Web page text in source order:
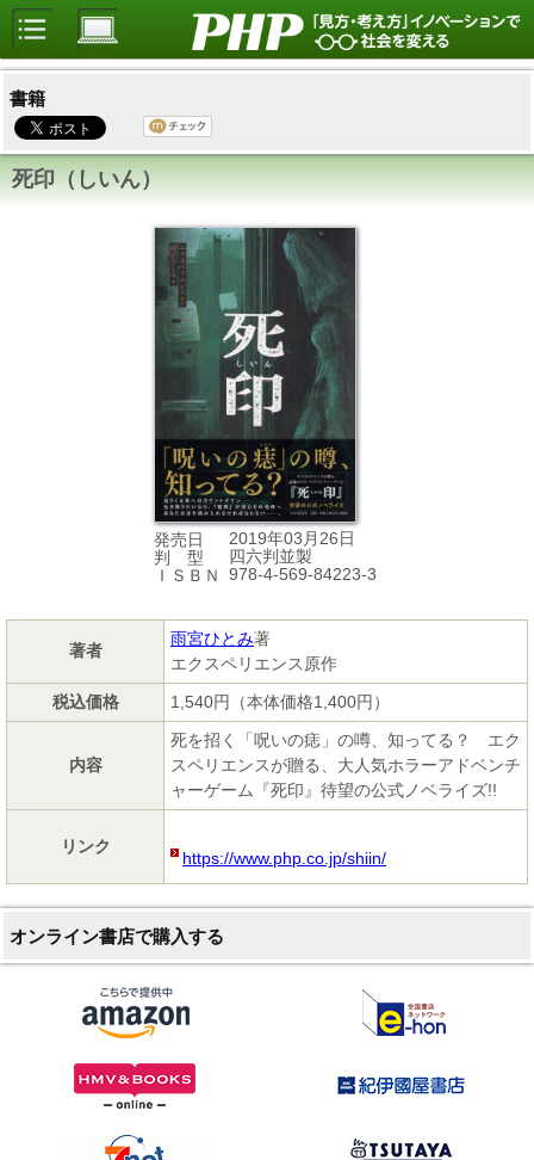
書籍
死印（しいん）
発売日
2019年03月26日
判 型
四六判並製
ＩＳＢＮ
978-4-569-84223-3
著者
雨宮ひとみ著
エクスペリエンス原作
税込価格
1,540円（本体価格1,400円）
内容
死を招く「呪いの痣」の噂、知ってる？ エク
スペリエンスが贈る、大人気ホラーアドベンチ
ャーゲーム『死印』待望の公式ノベライズ!!
リンク
https://www.php.co.jp/shiin/
オンライン書店で購入する